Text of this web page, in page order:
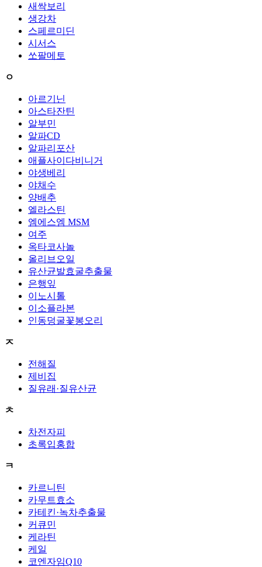
새싹보리
생강차
스페르미딘
시서스
쏘팔메토
ㅇ
아르기닌
아스타잔틴
알부민
알파CD
알파리포산
애플사이다비니거
야생베리
야채수
양배추
엘라스틴
엠에스엠 MSM
여주
옥타코사놀
올리브오일
유산균발효굴추출물
은행잎
이노시톨
이소플라본
인동덩굴꽃봉오리
ㅈ
전해질
제비집
질유래·질유산균
ㅊ
차전자피
초록입홍합
ㅋ
카르니틴
카무트효소
카테킨·녹차추출물
커큐민
케라틴
케일
코엔자임Q10